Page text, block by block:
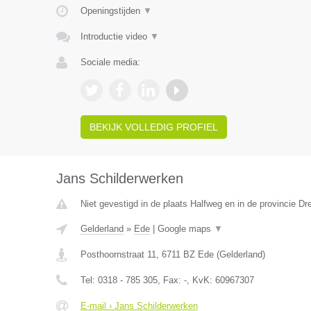
Openingstijden ▼
Introductie video ▼
Sociale media:
BEKIJK VOLLEDIG PROFIEL
Jans Schilderwerken
Niet gevestigd in de plaats Halfweg en in de provincie
Gelderland » Ede| Google maps ▼
Posthoornstraat 11, 6711 BZ Ede(Gelderland)
Tel: 0318 - 785 305, Fax: -, KvK: 60967307
E-mail › Jans Schilderwerken